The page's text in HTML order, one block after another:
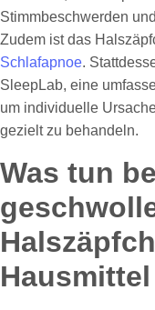
Stimmbeschwerden
Zudem ist das
Schlafapnoe.
SleepLab, eine
um individuelle
gezielt zu behandeln.
Was tun
Hausmittel